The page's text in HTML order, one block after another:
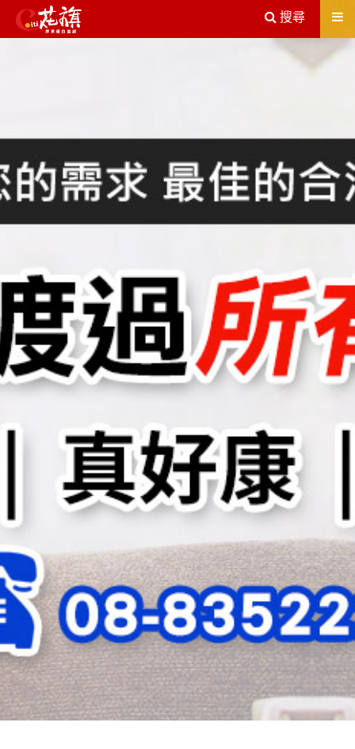
屏東機車借款解決您所有的借貸疑慮，完全了解、滿意再貸！
送出
搜尋